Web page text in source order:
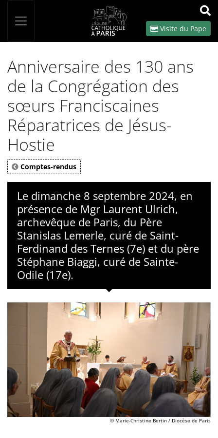
OK
Visite du Pape
Anniversaire des 130 ans
de la Congrégation des
sœurs Franciscaines
Réparatrices de Jésus-
Hostie
Comptes-rendus
Le dimanche 8 septembre 2024, en
présence de Mgr Laurent Ulrich,
archevêque de Paris, du Père
Stanislas Lemerle, curé de Saint-
Ferdinand des Ternes (7e) et du père
Stéphane Biaggi, curé de Sainte-
Odile (17e).
© Marie-Christine Bertin / Diocèse de Paris
Panneau de gestion des cookies